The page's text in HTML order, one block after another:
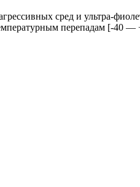
сред и ультра-
перепадам [-40